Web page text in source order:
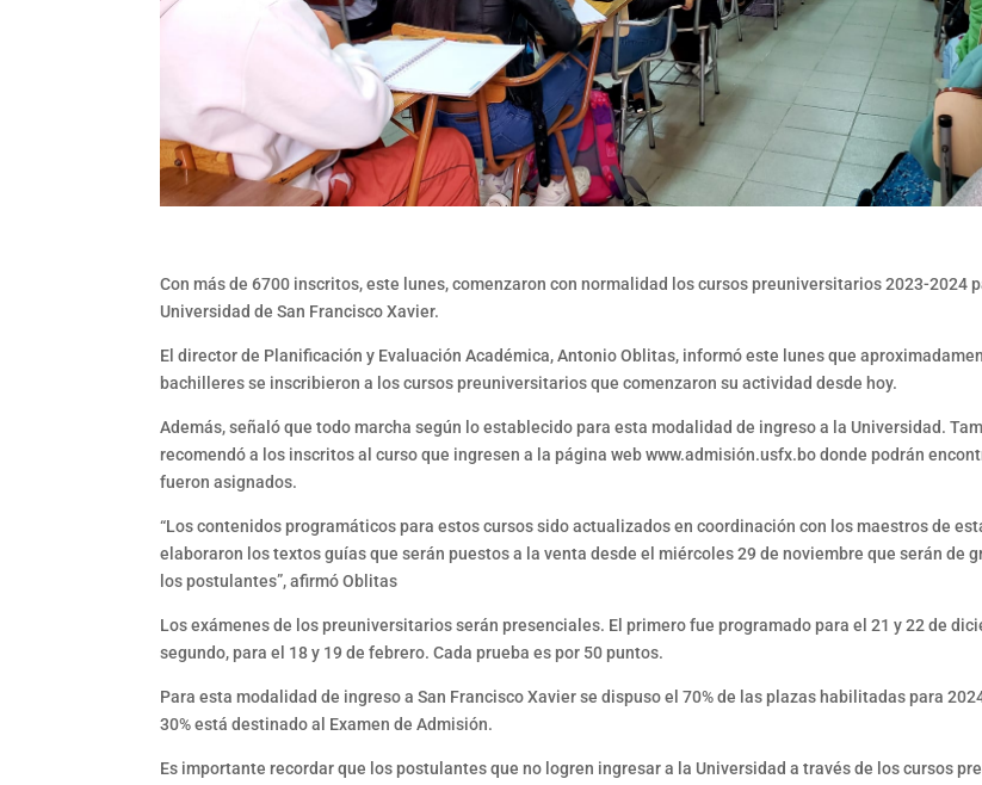
Con más de 6700 inscritos, este lunes, comenzaron con normalidad los cursos preuniversitarios 2023-2024
Universidad de San Francisco Xavier.
El director de Planificación y Evaluación Académica, Antonio Oblitas, informó este lunes que
bachilleres se inscribieron a los cursos preuniversitarios que comenzaron su actividad desde hoy.
Además, señaló que todo marcha según lo establecido para esta modalidad de ingreso a la Universidad.
recomendó a los inscritos al curso que ingresen a la página web www.admisión.usfx.bo donde podrán
fueron asignados.
“Los contenidos programáticos para estos cursos sido actualizados en coordinación con los maestros de
elaboraron los textos guías que serán puestos a la venta desde el miércoles 29 de noviembre que serán de
los postulantes”, afirmó Oblitas
Los exámenes de los preuniversitarios serán presenciales. El primero fue programado para el 21 y 22 de
segundo, para el 18 y 19 de febrero. Cada prueba es por 50 puntos.
Para esta modalidad de ingreso a San Francisco Xavier se dispuso el 70% de las plazas habilitadas para
30% está destinado al Examen de Admisión.
Es importante recordar que los postulantes que no logren ingresar a la Universidad a través de los cursos